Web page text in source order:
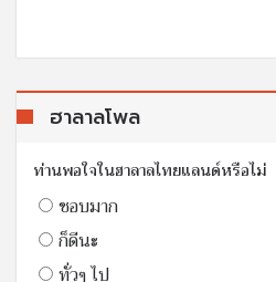
ฮาลาลโพล
ท่านพอใจในฮาลาลไทยแลนด์หรือไม่
ชอบมาก
ก็ดีนะ
ทั่วๆ ไป